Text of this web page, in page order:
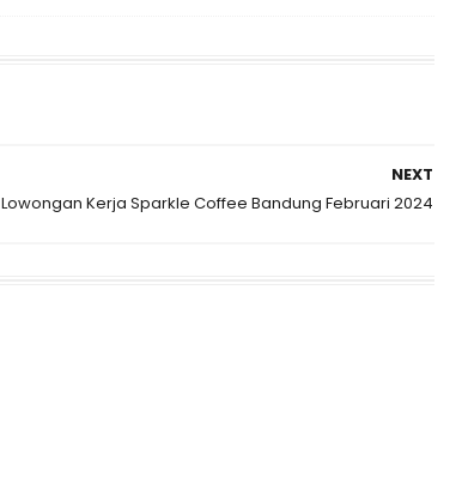
NEXT
Lowongan Kerja Sparkle Coffee Bandung Februari 2024